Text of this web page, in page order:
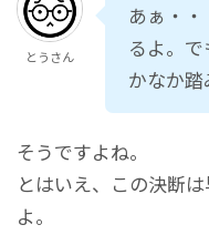
とうさん
あぁ・
るよ。
かなか踏
そうですよね。
とはいえ、この決断
よ。